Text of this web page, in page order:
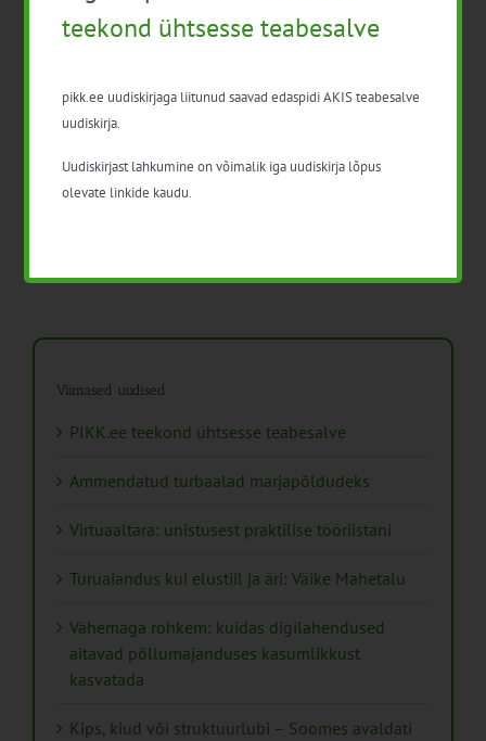
teabesalve
1. august 2026
Ammendatud turbaalad
Viimased uudised
PIKK.ee teekond ühtsesse teabesalve
Ammendatud turbaalad marjapõldudeks
Virtuaaltara: unistusest praktilise tööriistani
Turuaiandus kui elustiil ja äri: Väike Mahetalu
Vähemaga rohkem: kuidas digilahendused
aitavad põllumajanduses kasumlikkust
kasvatada
Kips, kiud või struktuurlubi – Soomes avaldati
teekond ühtsesse teabesalve
pikk.ee uudiskirjaga liitunud saavad edaspidi AKIS teabesalve
uudiskirja.
Uudiskirjast lahkumine on võimalik iga uudiskirja lõpus
olevate linkide kaudu.